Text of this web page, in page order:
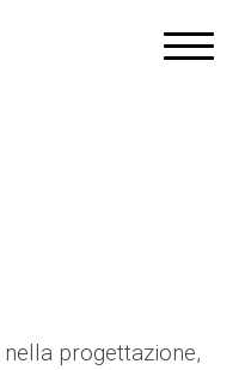
progettazione,